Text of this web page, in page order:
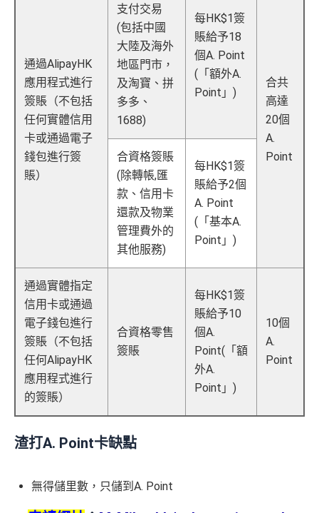
通過AlipayHK
應用程式進行
簽賬（不包括
任何實體信用
卡或通過電子
錢包進行簽
賬）
支付交易
(包括中國
大陸及海外
地區門市，
及淘寶、拼
多多、
1688)
每HK$1簽
賬給予18
個A. Point
(「額外A.
Point」)
合共
高達
20個
A.
Point
合資格簽賬
(除轉帳,匯
款、信用卡
還款及物業
管理費外的
其他服務)
每HK$1簽
賬給予2個
A. Point
(「基本A.
Point」)
通過實體指定
信用卡或通過
電子錢包進行
簽賬（不包括
任何AlipayHK
應用程式進行
的簽賬）
合資格零售
簽賬
每HK$1簽
賬給予10
個A.
Point(「額
外A.
Point」)
10個
A.
Point
渣打A. Point卡缺點
無得儲里數，只儲到A. Point